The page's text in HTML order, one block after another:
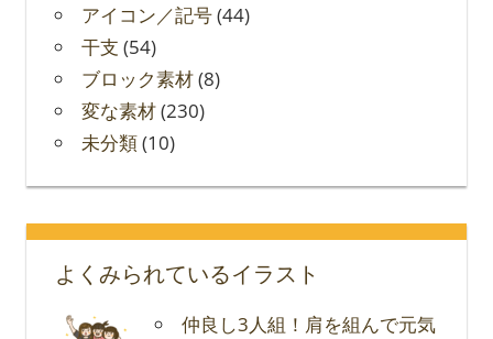
アイコン／記号(44)
干支 (54)
ブロック素材(8)
変な素材(230)
未分類(10)
よくみられているイラスト
仲良し3人組！肩を組んで元気